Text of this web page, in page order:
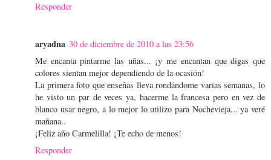
Responder
aryadna 30 de diciembre de 2010 a las 23:56
Me encanta pintarme las uñas... ¡y me encantan que digas que
colores sientan mejor dependiendo de la ocasión!
La primera foto que enseñas lleva rondándome varias semanas, lo
he visto un par de veces ya, hacerme la francesa pero en vez de
blanco usar negro, a lo mejor lo utilizo para Nochevieja... ya veré
mañana..
¡Feliz año Carmelilla! ¡Te echo de menos!
Responder